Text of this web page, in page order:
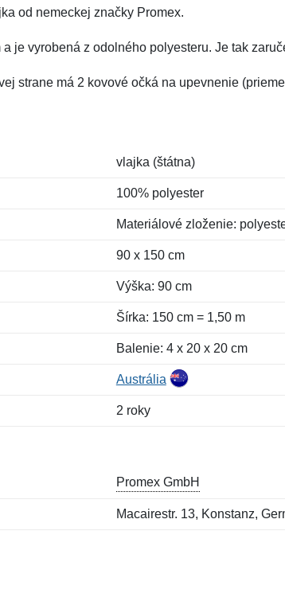
od nemeckej značky Promex.
a je vyrobená z odolného polyesteru. Je tak
strane má 2 kovové očká na upevnenie
vlajka (štátna)
100% polyester
Materiálové zloženie:
90 x 150 cm
Výška: 90 cm
Šírka: 150 cm = 1,50 m
Balenie: 4 x 20 x 20 cm
Austrália
2 roky
Promex GmbH
Macairestr. 13, Konstanz,